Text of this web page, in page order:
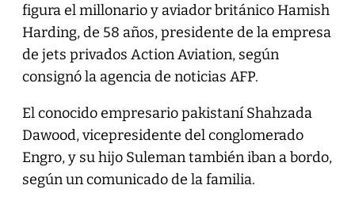
figura el millonario y aviador británico Hamish
Harding, de 58 años, presidente de la empresa
de jets privados Action Aviation, según
consignó la agencia de noticias AFP.
El conocido empresario pakistaní Shahzada
Dawood, vicepresidente del conglomerado
Engro, y su hijo Suleman también iban a bordo,
según un comunicado de la familia.